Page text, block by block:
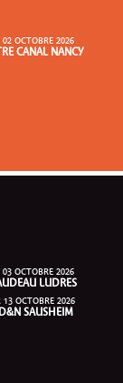
02 OCTOBRE 2026
CANAL NANCY
03 OCTOBRE 2026
LUDRES
13 OCTOBRE 2026
SAUSHEIM